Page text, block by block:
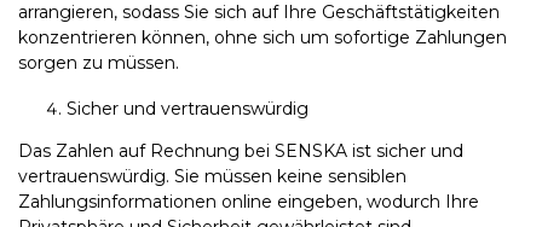
arrangieren, sodass Sie sich auf Ihre Geschäftstätigkeiten
konzentrieren können, ohne sich um sofortige Zahlungen
sorgen zu müssen.
Sicher und vertrauenswürdig
Das Zahlen auf Rechnung bei SENSKA ist sicher und
vertrauenswürdig. Sie müssen keine sensiblen
Zahlungsinformationen online eingeben, wodurch Ihre